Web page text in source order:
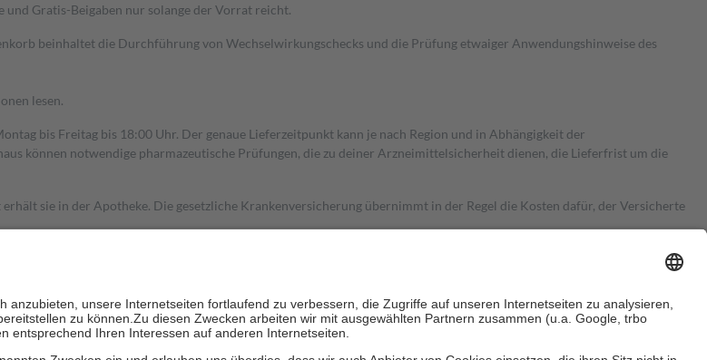
Gratis-Beigaben nur solange der Vorrat reicht.
beinhaltet die Durchführung von Wechselwirkungschecks und die Prüfung etwaiger Anwendungshinweise des
lesen.
bis Freitag bis 18:00 Uhr. Der genaue Lieferzeitpunkt kann je nach Region und in Abhängigkeit der
können notwendige pharmazeutische Prüfungen, die zu deiner Arzneimittelsicherheit dienen, die Lieferfrist um die
sie in der Apotheke. Die gesetzliche Krankenversicherung übernimmt in der Regel die Kosten dafür, der Versicherte
sowie zehn Euro je Verordnung.
Stellung der Familie zu unterstützen, fallenkeine Zuzahlungenan bei: